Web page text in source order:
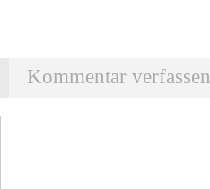
Kommentar verfassen